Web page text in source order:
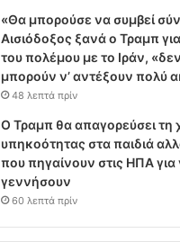
«Θα μπορούσε να συμβεί
Αισιόδοξος ξανά ο Τραμπ
του πολέμου με το Ιράν,
μπορούν ν’ αντέξουν πολύ
48 λεπτά πρίν
Ο Τραμπ θα απαγορεύσει τη
υπηκοότητας στα παιδιά
που πηγαίνουν στις ΗΠΑ για
γεννήσουν
60 λεπτά πρίν